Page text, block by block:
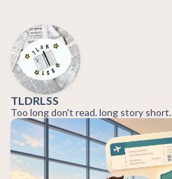
TLDRLSS
Too long don't read. long story short.